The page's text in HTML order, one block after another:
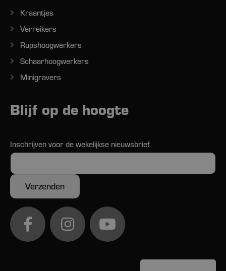
Kraantjes
Verreikers
Rupshoogwerkers
Schaarhoogwerkers
Minigravers
Blijf op de hoogte
Inschrijven voor de wekelijkse nieuwsbrief.